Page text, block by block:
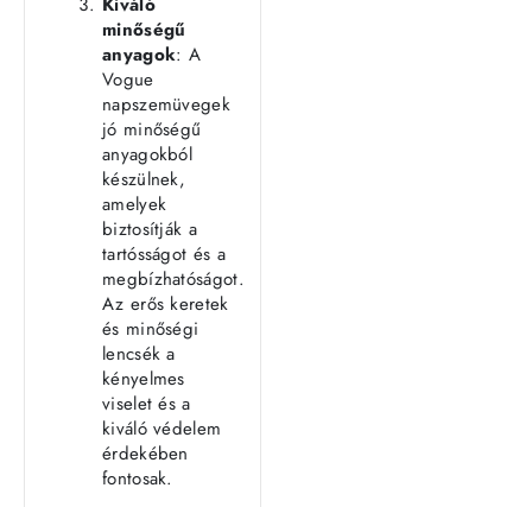
minőségű
anyagok: A
Vogue
napszemüvegek
jó minőségű
anyagokból
készülnek,
amelyek
biztosítják a
tartósságot és a
megbízhatóságot.
Az erős keretek
és minőségi
lencsék a
kényelmes
viselet és a
kiváló védelem
érdekében
fontosak.